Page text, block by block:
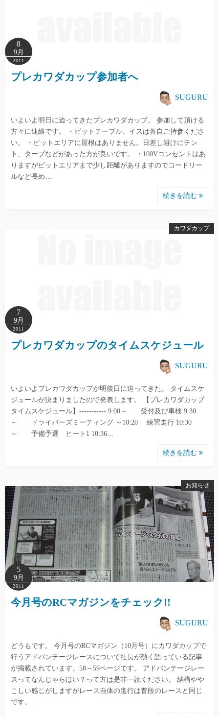
8
9月
2011
プレカワダカップ参加者へ
SUGURU
いよいよ明日に迫ってきたプレカワダカップ。 参加して頂ける
方々に連絡です。 ・ピットテーブル、イスは各自ご持参くださ
い。 ・ピットエリアに屋根はありません。日差し避けにテン
ト、タープなどがあった方が良いです。 ・100Vコンセントはあ
りますがピットエリアまで少し距離がありますのでコードリー
ルなど長め…
続きを読む
カワダカップ
7
9月
2011
プレカワダカップのタイムスケジュール
SUGURU
いよいよプレカワダカップが明後日に迫ってきた。 タイムスケ
ジュールが決まりましたので発表します。 【プレカワダカップ
タイムスケジュール】----------- 9:00～ 受付及び車検 9:30
～ ドライバーズミーティング ～10:20 練習走行 10:30
～ 予備予選 ヒート1 10:36…
続きを読む
お知らせ
5
9月
2011
今月号のRCマガジンをチェック!!
SUGURU
どうもです。 今月号のRCマガジン（10月号）にカワダカップで
行うアドバンテージレースについて社長が熱く語っている記事
が掲載されています。58～59ページです。 アドバンテージレー
スってなんじゃらほい？って方は是非一読ください。 結構やや
こしい感じがしますがレース自体の進行は普段のレースと同じ
です。…